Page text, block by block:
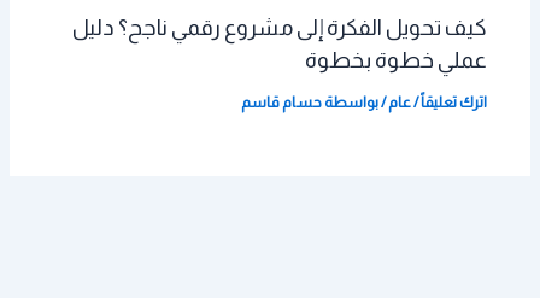
كيف تحويل الفكرة إلى مشروع رقمي ناجح؟ دليل
عملي خطوة بخطوة
اترك تعليقاً/عام/ بواسطة حسام قاسم